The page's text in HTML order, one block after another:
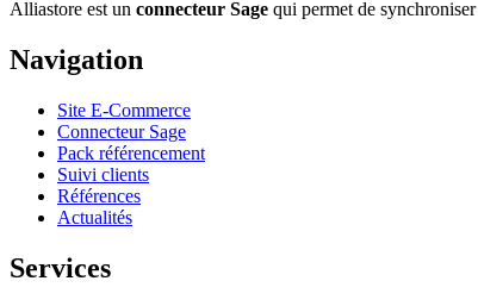
Alliastore est un connecteur Sage qui permet de synchroniser
Navigation
Site E-Commerce
Connecteur Sage
Pack référencement
Suivi clients
Références
Actualités
Services